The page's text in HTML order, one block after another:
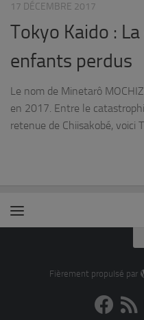
17 DÉCEMBRE 2017
Tokyo Kaido :
enfants perdus
Le nom de Minetarô
en 2017. Entre le
retenue de Chiisakobé, voici
Fièrement propulsé par